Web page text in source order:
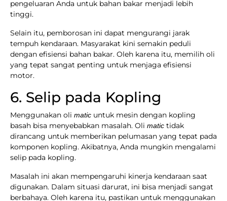
pengeluaran Anda untuk bahan bakar menjadi lebih
tinggi.
Selain itu, pemborosan ini dapat mengurangi jarak
tempuh kendaraan. Masyarakat kini semakin peduli
dengan efisiensi bahan bakar. Oleh karena itu, memilih oli
yang tepat sangat penting untuk menjaga efisiensi
motor.
6. Selip pada Kopling
Menggunakan oli matic untuk mesin dengan kopling
basah bisa menyebabkan masalah. Oli matic tidak
dirancang untuk memberikan pelumasan yang tepat pada
komponen kopling. Akibatnya, Anda mungkin mengalami
selip pada kopling.
Masalah ini akan mempengaruhi kinerja kendaraan saat
digunakan. Dalam situasi darurat, ini bisa menjadi sangat
berbahaya. Oleh karena itu, pastikan untuk menggunakan